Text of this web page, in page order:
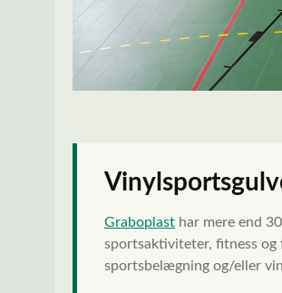
Graboplast har mere end
sportsaktiviteter, fitness og
sportsbelægning og/eller